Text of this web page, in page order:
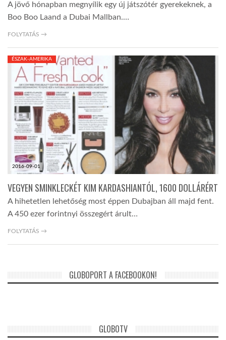
HÍR3D
TROPICALMAGAZIN
GLOBOTV
AFRIKA TUDÁSTÁR
GLOBOZSARU
LATIMO.HU
A jövő hónapban megnyílik egy új játszótér gyerekeknek, a
Boo Boo Laand a Dubai Mallban.…
FOLYTATÁS →
2016-09-01
ÉSZAK-AMERIKA
VEGYEN SMINKLECKÉT KIM KARDASHIANTÓL, 1600 DOLLÁRÉRT
A hihetetlen lehetőség most éppen Dubajban áll majd fent.
A 450 ezer forintnyi összegért árult…
FOLYTATÁS →
GLOBOPORT A FACEBOOKON!
GLOBOTV